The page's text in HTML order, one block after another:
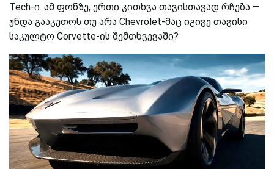
Tech-ი. ამ ფონზე, ერთი კითხვა თავისთავად რჩება —
უნდა გააკეთოს თუ არა Chevrolet-მაც იგივე თავისი
საკულტო Corvette-ის შემთხვევაში?